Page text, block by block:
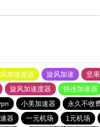
加速度器 旋风加速 坚
旋风加速度器 快连加速器
小美加速器 永久不收
器 一元机场 1元机场